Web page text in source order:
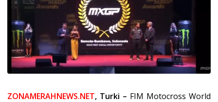
ZONAMERAHNEWS.NET, Turki – FIM Motocross World